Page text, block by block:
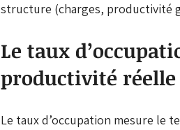
structure (charges, productivité
Le taux
productivité réelle
Le taux d’occupation mesure le